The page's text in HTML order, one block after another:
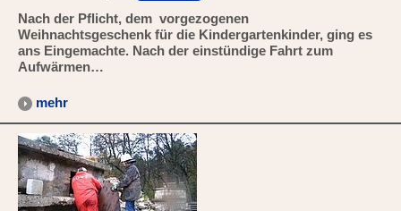
Nach der Pflicht, dem vorgezogenen
Weihnachtsgeschenk für die Kindergartenkinder, ging es
ans Eingemachte. Nach der einstündige Fahrt zum
Aufwärmen…
mehr